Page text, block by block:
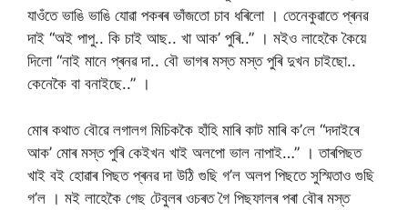
যাওঁতে ভাঙি ভাঙি যোৱা পকৰৰ ভাঁজতো চাব ধৰিলো । তেনেকুৱাতে প্ৰনৱ
দাই “অই পাপু.. কি চাই আছ.. খা আক’ পুৰি..” । মইও লাহেকৈ কৈয়ে
দিলো “নাই মানে প্ৰনৱ দা.. বৌ ভাগৰ মস্ত মস্ত পুৰি দুখন চাইছো..
কেনেকৈ বা বনাইছে..” ।
মোৰ কথাত বৌৱে লগালগ মিচিককৈ হাঁহি মাৰি কাট মাৰি ক’লে “দদাইৰে
আক’ মোৰ মস্ত পুৰি কেইখন খাই অলপো ভাল নাপাই…” । তাৰপিছত
খাই বই হোৱাৰ পিছত প্ৰনৱ দা উঠি গুছি গ’ল অলপ পিছতে সুস্মিতাও গুছি
গ’ল । মই লাহেকৈ গেছ টেবুলৰ ওচৰত গৈ পিছফালৰ পৰা বৌৰ মস্ত